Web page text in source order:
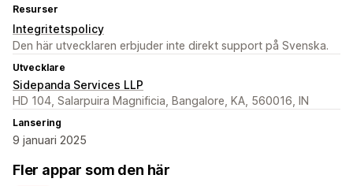
Resurser
Integritetspolicy
Den här utvecklaren erbjuder inte direkt support på Svenska.
Utvecklare
Sidepanda Services LLP
HD 104, Salarpuira Magnificia, Bangalore, KA, 560016, IN
Lansering
9 januari 2025
Fler appar som den här